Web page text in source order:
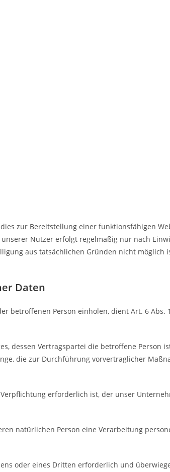
zur Bereitstellung einer funktionsfähigen
Nutzer erfolgt regelmäßig nur nach
aus tatsächlichen Gründen nicht möglich
Daten
betroffenen Person einholen, dient Art. 6 Abs.
dessen Vertragspartei die betroffene Person
die zur Durchführung vorvertraglicher
erforderlich ist, der unser
natürlichen Person eine Verarbeitung
oder eines Dritten erforderlich und